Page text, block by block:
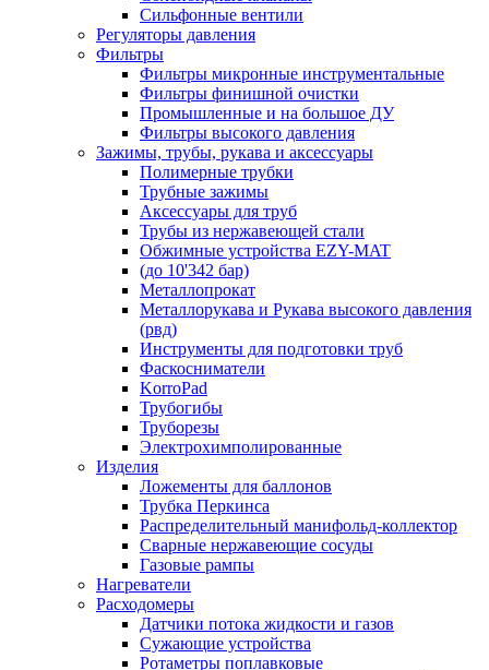
Сильфонные вентили
Регуляторы давления
Фильтры
Фильтры микронные инструментальные
Фильтры финишной очистки
Промышленные и на большое ДУ
Фильтры высокого давления
Зажимы, трубы, рукава и аксессуары
Полимерные трубки
Трубные зажимы
Аксессуары для труб
Трубы из нержавеющей стали
Обжимные устройства EZY-MAT
(до 10'342 бар)
Металлопрокат
Металлорукава и Рукава высокого давления
(рвд)
Инструменты для подготовки труб
Фаскосниматели
KorroPad
Трубогибы
Труборезы
Электрохимполированные
Изделия
Ложементы для баллонов
Трубка Перкинса
Распределительный манифольд-коллектор
Сварные нержавеющие сосуды
Газовые рампы
Нагреватели
Расходомеры
Датчики потока жидкости и газов
Сужающие устройства
Ротаметры поплавковые